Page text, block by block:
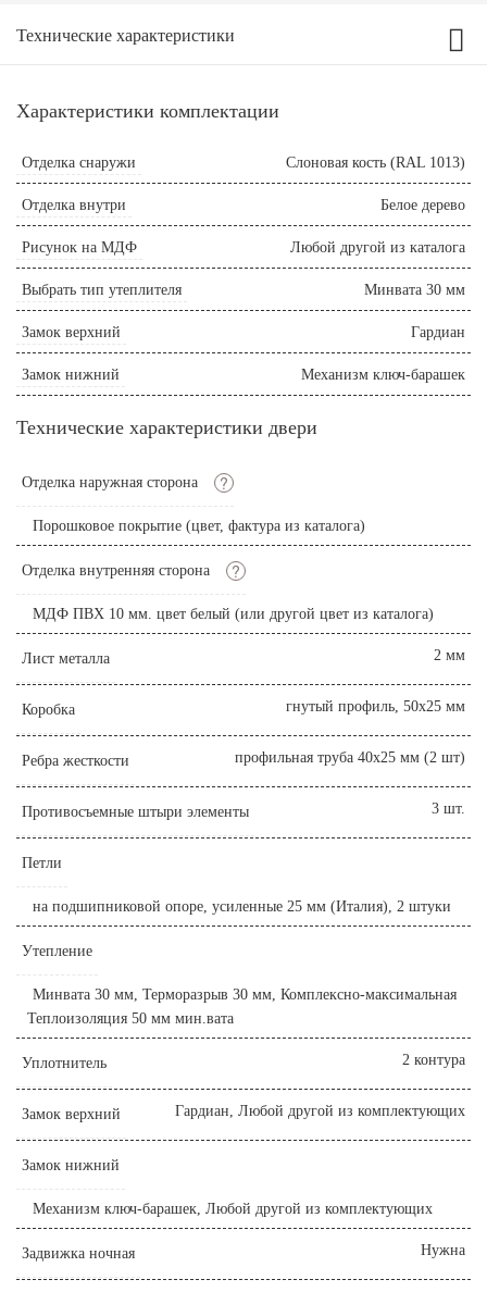
Технические характеристики
Характеристики комплектации
Отделка снаружи Слоновая кость (RAL 1013)
Отделка внутри Белое дерево
Рисунок на МДФ Любой другой из каталога
Выбрать тип утеплителя Минвата 30 мм
Замок верхний Гардиан
Замок нижний Механизм ключ-барашек
Технические характеристики двери
Отделка наружная сторона ?
Порошковое покрытие (цвет, фактура из каталога)
Отделка внутренняя сторона ?
МДФ ПВХ 10 мм. цвет белый (или другой цвет из каталога)
Лист металла 2 мм
Коробка гнутый профиль, 50x25 мм
Ребра жесткости профильная труба 40х25 мм (2 шт)
Противосъемные штыри элементы 3 шт.
Петли
на подшипниковой опоре, усиленные 25 мм (Италия), 2 штуки
Утепление
Минвата 30 мм, Терморазрыв 30 мм, Комплексно-максимальная
Теплоизоляция 50 мм мин.вата
Уплотнитель 2 контура
Замок верхний Гардиан, Любой другой из комплектующих
Замок нижний
Механизм ключ-барашек, Любой другой из комплектующих
Задвижка ночная Нужна